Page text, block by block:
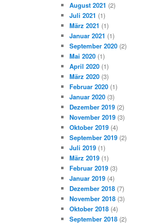
August 2021 (2)
Juli 2021 (1)
März 2021 (1)
Januar 2021 (1)
September 2020 (2)
Mai 2020 (1)
April 2020 (1)
März 2020 (3)
Februar 2020 (1)
Januar 2020 (3)
Dezember 2019 (2)
November 2019 (3)
Oktober 2019 (4)
September 2019 (2)
Juli 2019 (1)
März 2019 (1)
Februar 2019 (3)
Januar 2019 (4)
Dezember 2018 (7)
November 2018 (3)
Oktober 2018 (4)
September 2018 (2)